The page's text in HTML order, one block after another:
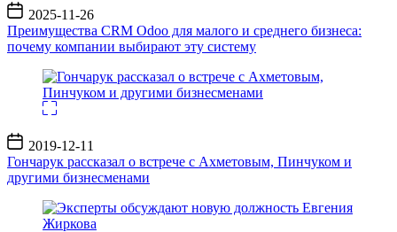
Дата
записи
2025-11-26
Преимущества CRM Odoo для малого и среднего бизнеса:
почему компании выбирают эту систему
Дата
записи
2019-12-11
Гончарук рассказал о встрече с Ахметовым, Пинчуком и
другими бизнесменами